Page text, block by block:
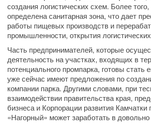
создания логистических схем. Более
определена санитарная зона, что дает
работы пищевых производств и
промышленности, открытия
Часть предпринимателей, которые
деятельность на участках, входящих в
потенциального промпарка, готовы стать
уже сейчас имеют предложения по
компании парка. Другими словами, при
взаимодействии правительства края,
бизнеса и Корпорации развития Камчатки
«Нагорный» может заработать в довольно